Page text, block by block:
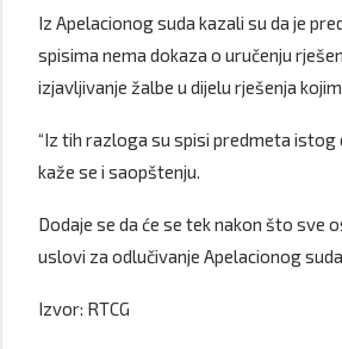
Iz Apelacionog suda kazali su da je
spisima nema dokaza o uručenju
izjavljivanje žalbe u dijelu rješenja
“Iz tih razloga su spisi predmeta istog
kaže se i saopštenju.
Dodaje se da će se tek nakon što sve
uslovi za odlučivanje Apelacionog
Izvor: RTCG